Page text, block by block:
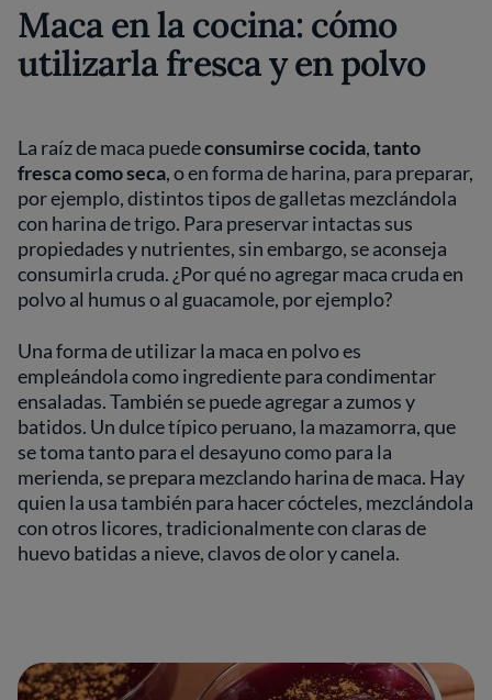
Maca en la cocina: cómo
utilizarla fresca y en polvo
La raíz de maca puedeconsumirse cocida,tanto
fresca como seca, o en forma de harina, para preparar,
por ejemplo, distintos tipos de galletas mezclándola
con harina de trigo. Para preservar intactas sus
propiedades y nutrientes, sin embargo, se aconseja
consumirla cruda. ¿Por qué no agregar maca cruda en
polvo al humus o al guacamole, por ejemplo?
Una forma de utilizar la maca en polvo es
empleándola como ingrediente para condimentar
ensaladas. También se puede agregar a zumos y
batidos. Un dulce típico peruano, la mazamorra, que
se toma tanto para el desayuno como para la
merienda, se prepara mezclando harina de maca. Hay
quien la usa también para hacer cócteles, mezclándola
con otros licores, tradicionalmente con claras de
huevo batidas a nieve, clavos de olor y canela.